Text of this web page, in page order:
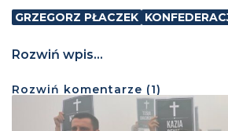
GRZEGORZ PŁACZEK
Rozwiń wpis...
Rozwiń komentarze (1)